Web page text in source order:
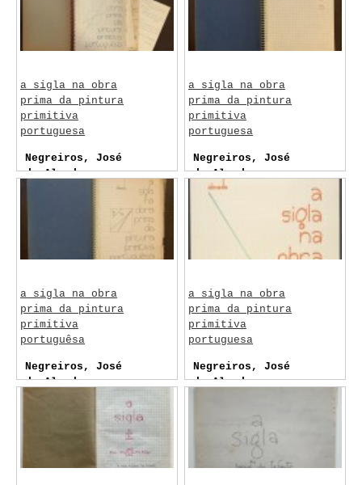
a sigla na obra
prima da pintura
primitiva
portuguesa
Negreiros, José
de Almada
a sigla na obra
prima da pintura
primitiva
portuguesa
Negreiros, José
de Almada
a sigla na obra
prima da pintura
primitiva
portuguêsa
Negreiros, José
de Almada
a sigla na obra
prima da pintura
primitiva
portuguesa
Negreiros, José
de Almada